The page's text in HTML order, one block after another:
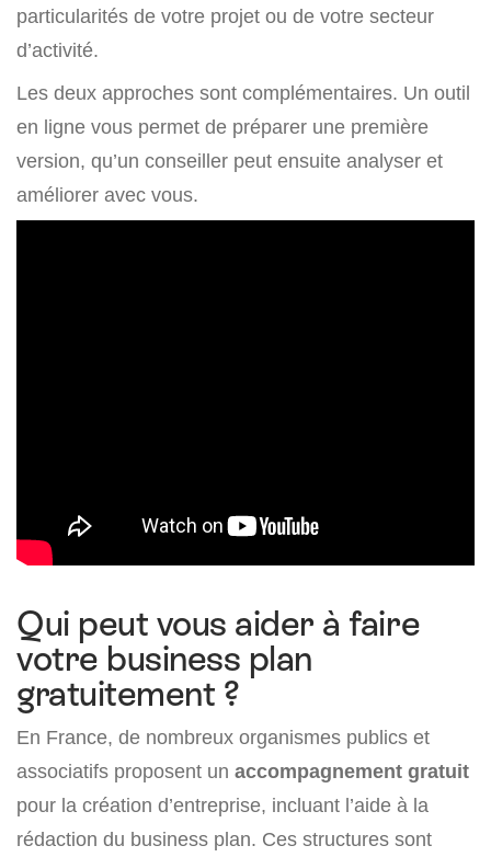
particularités de votre projet ou de votre secteur
d’activité.
Les deux approches sont complémentaires. Un outil
en ligne vous permet de préparer une première
version, qu’un conseiller peut ensuite analyser et
améliorer avec vous.
Qui peut vous aider à faire
votre business plan
gratuitement ?
En France, de nombreux organismes publics et
associatifs proposent un accompagnement gratuit
pour la création d’entreprise, incluant l’aide à la
rédaction du business plan. Ces structures sont